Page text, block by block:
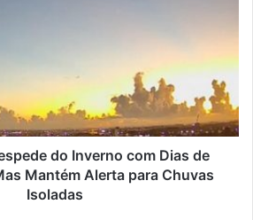
do Inverno com Dias de
Mantém Alerta para Chuvas
Isoladas